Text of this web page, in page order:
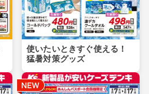
使いたいときすぐ使える！
猛暑対策グッズ